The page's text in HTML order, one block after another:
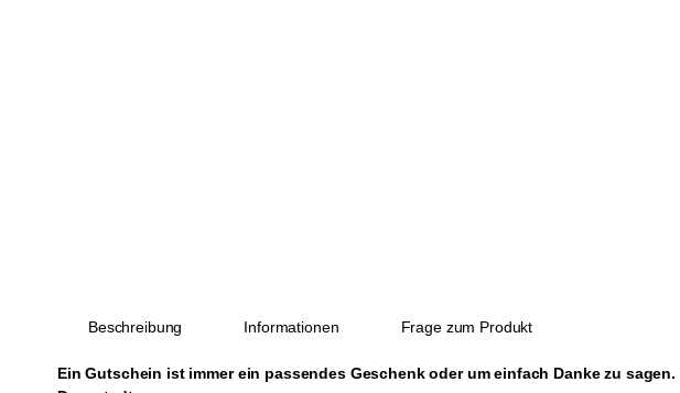
Beschreibung Informationen Frage zum Produkt
Ein Gutschein ist immer ein passendes Geschenk oder um einfach Danke zu sagen.